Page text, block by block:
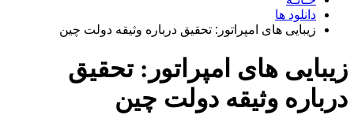
دانلود ها
زیبایی های امپراتور: تحقیق درباره وثیقه دولت چین
زیبایی های امپراتور: تحقیق
درباره وثیقه دولت چین